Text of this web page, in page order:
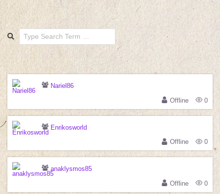
Search
Nariel86
Offline
0
Enrikosworld
Offline
0
anaklysmos85
Offline
0